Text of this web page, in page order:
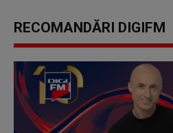
RECOMANDĂRI DIGIFM